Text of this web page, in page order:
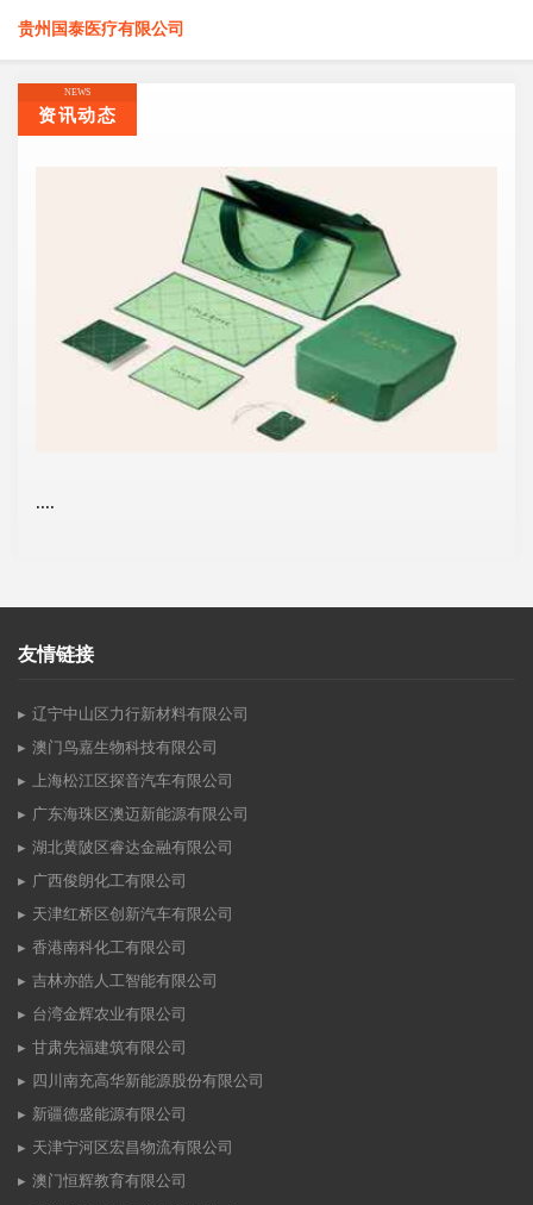
贵州国泰医疗有限公司
NEWS
资讯动态
....
友情链接
辽宁中山区力行新材料有限公司
澳门鸟嘉生物科技有限公司
上海松江区探音汽车有限公司
广东海珠区澳迈新能源有限公司
湖北黄陂区睿达金融有限公司
广西俊朗化工有限公司
天津红桥区创新汽车有限公司
香港南科化工有限公司
吉林亦皓人工智能有限公司
台湾金辉农业有限公司
甘肃先福建筑有限公司
四川南充高华新能源股份有限公司
新疆德盛能源有限公司
天津宁河区宏昌物流有限公司
澳门恒辉教育有限公司